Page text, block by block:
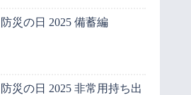
防災の日 2025 備蓄編
防災の日 2025 非常用持ち出